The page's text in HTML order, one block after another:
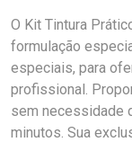
O Kit Tintura
formulação
especiais, para
profissional.
sem necessidade
minutos. Sua